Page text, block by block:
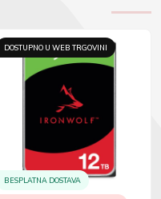
DOSTUPNO U WEB TRGOVINI
BESPLATNA DOSTAVA